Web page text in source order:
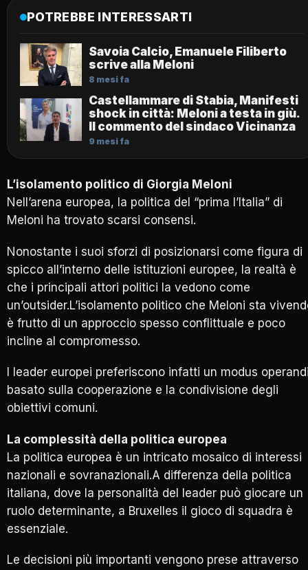
POTREBBE INTERESSARTI
Savoia Calcio, Emanuele Filiberto
scrive alla Meloni
8 mesi fa
Castellammare di Stabia, Manifesti
shock in città: Meloni a testa in giù.
Il commento del sindaco Vicinanza
9 mesi fa
L’isolamento politico di Giorgia Meloni
Nell’arena europea, la politica del “prima l’Italia” di
Meloni ha trovato scarsi consensi.
Nonostante i suoi sforzi di posizionarsi come figura di
spicco all’interno delle istituzioni europee, la realtà è
che i principali attori politici la vedono come
un’outsider.L’isolamento politico che Meloni sta
è frutto di un approccio spesso conflittuale e poco
incline al compromesso.
I leader europei preferiscono infatti un modus
basato sulla cooperazione e la condivisione degli
obiettivi comuni.
La complessità della politica europea
La politica europea è un intricato mosaico di interessi
nazionali e sovranazionali.A differenza della politica
italiana, dove la personalità del leader può giocare un
ruolo determinante, a Bruxelles il gioco di squadra è
essenziale.
Le decisioni più importanti vengono prese attraverso